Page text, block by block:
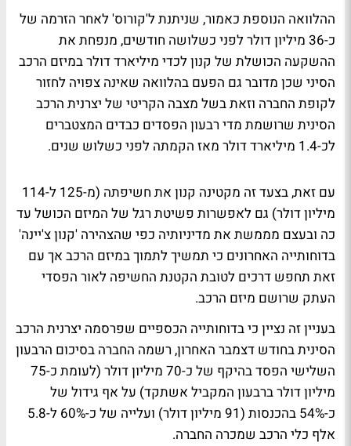
ההלוואה הנוספת כאמור, שניתנת ל'קורוס' לאחר הזרמה של
כ-36 מיליון דולר לפני כשלושה חודשים, מנפחת את
ההשקעה הכושלת של קנון לכדי מיליארד דולר במיזם הרכב
הסיני שכן מדובר גם הפעם בהלוואה שאינה צפויה לחזור
לקופת החברה וזאת בשל מצבה הקריטי של יצרנית הרכב
הסינית שרושמת מדי רבעון הפסדים כבדים המצטברים
לכ-1.4 מיליארד דולר מאז הקמתה לפני כשלוש שנים.
עם זאת, בצעד זה מקטינה קנון את חשיפתה (מ-125 ל-114
מיליון דולר) גם לאפשרות פשיטת רגל של המיזם הכושל עד
כה ובעצם מממשת את מדיניותיה כפי שהצהירה 'קנון צ'יינה'
בדוחותייה האחרונים כי תמשיך לתמוך במיזם הרכב אך עם
זאת תחפש דרכים לטובת הקטנת החשיפה לאור הפסדי
העתק שרושם מיזם הרכב.
בעניין זה נציין כי בדוחותייה הכספיים שפרסמה יצרנית הרכב
הסינית בחודש דצמבר האחרון, רשמה החברה בסיכום הרבעון
השלישי הפסד בהיקף של כ-70 מיליון דולר (לעומת כ-75
מיליון דולר ברבעון המקביל אשתקד) על אף גידול של
כ-54% בהכנסות (91 מיליון דולר) ועלייה של כ-60% ל-5.8
אלף כלי הרכב שמכרה החברה.